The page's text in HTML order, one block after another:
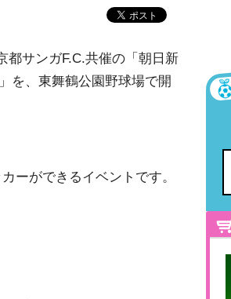
都サンガF.C.共催の「朝日新
を、東舞鶴公園野球場で開
ーができるイベントです。